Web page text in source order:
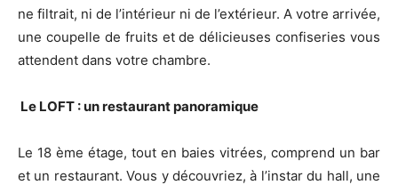
ne filtrait, ni de l’intérieur ni de l’extérieur. A votre arrivée,
une coupelle de fruits et de délicieuses confiseries vous
attendent dans votre chambre.
Le LOFT : un restaurant panoramique
Le 18 ème étage, tout en baies vitrées, comprend un bar
et un restaurant. Vous y découvriez, à l’instar du hall, une